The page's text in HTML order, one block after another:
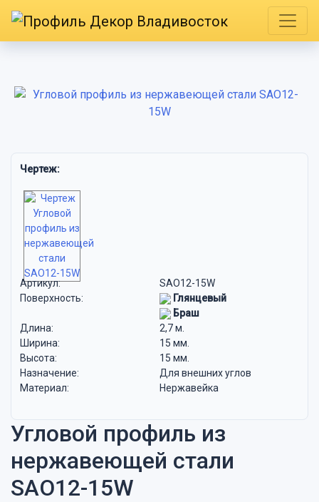
Чертеж:
Артикул:
SAO12-15W
Поверхность:
Глянцевый
Браш
Длина:
2,7 м.
Ширина:
15 мм.
Высота:
15 мм.
Назначение:
Для внешних углов
Материал:
Нержавейка
Угловой профиль из
нержавеющей стали
SAO12-15W